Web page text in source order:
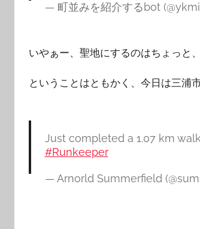
— 町並みを紹介するbot
いやぁー、聖地にするのはちょっと
ということはともかく、今日は三浦
Just completed a 1.07 km
#Runkeeper
— Arnorld Summerfield